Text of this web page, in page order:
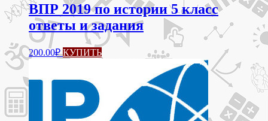
ВПР 2019 по истории 5 класс
ответы и задания
200.00₽ КУПИТЬ